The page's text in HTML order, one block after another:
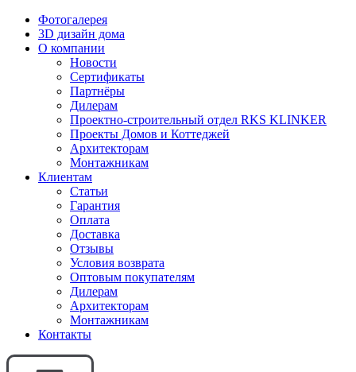
Фотогалерея
3D дизайн дома
О компании
Новости
Сертификаты
Партнёры
Дилерам
Проектно-строительный отдел RKS KLINKER
Проекты Домов и Коттеджей
Архитекторам
Монтажникам
Клиентам
Статьи
Гарантия
Оплата
Доставка
Отзывы
Условия возврата
Оптовым покупателям
Дилерам
Архитекторам
Монтажникам
Контакты